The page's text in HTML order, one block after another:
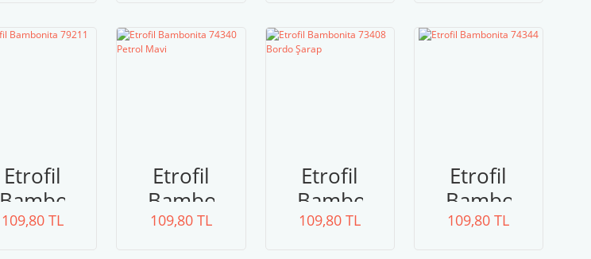
Beyaz
RENGİ
Turkuaz
Gri
Etrofil
Bambonita
79211
109,80 TL
Etrofil
Bambonita
74340
109,80 TL
Etrofil
Bambonita
73408
109,80 TL
Etrofil
Bambonita
74344
109,80 TL